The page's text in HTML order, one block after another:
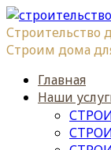
Строительство
Строим дома
Главная
Наши